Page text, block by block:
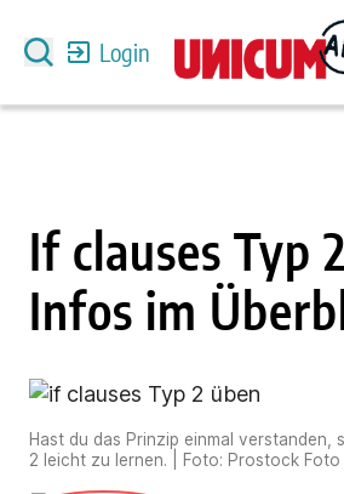
Login
If clauses Typ
Infos im
Hast du das Prinzip einmal verstanden,
2 leicht zu lernen. | Foto: Prostock Foto